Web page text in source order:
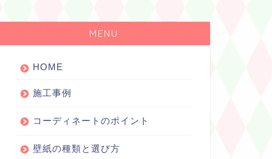
MENU
HOME
施工事例
コーディネートのポイント
壁紙の種類と選び方